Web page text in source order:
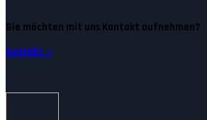
Sie möchten mit uns Kontakt aufnehmen?
Kontakt —